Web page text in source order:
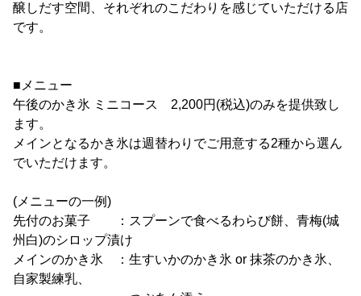
醸しだす空間、それぞれのこだわりを感じていただける店
です。
■メニュー
午後のかき氷 ミニコース 2,200円(税込)のみを提供致し
ます。
メインとなるかき氷は週替わりでご用意する2種から選ん
でいただけます。
(メニューの一例)
先付のお菓子 ：スプーンで食べるわらび餅、青梅(城
州白)のシロップ漬け
メインのかき氷 ：生すいかのかき氷 or 抹茶のかき氷、
自家製練乳、